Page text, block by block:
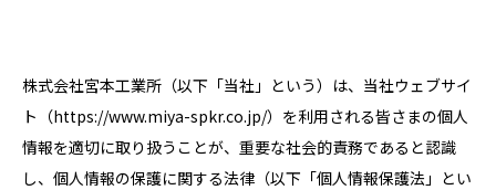
株式会社宮本工業所（以下「当社」という）は、当社ウェブサイ
ト（https://www.miya-spkr.co.jp/）を利用される皆さまの個人
情報を適切に取り扱うことが、重要な社会的責務であると認識
し、個人情報の保護に関する法律（以下「個人情報保護法」とい